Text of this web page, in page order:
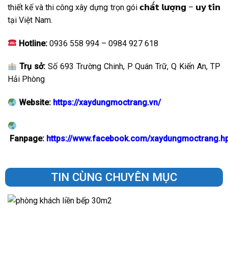
thiết kế và thi công xây dựng trọn gói 𝗰𝗵𝗮̂́𝘁 𝗹𝘂̛𝗼̛̣𝗻𝗴 – 𝘂𝘆 𝘁𝗶́𝗻
tại Việt Nam.
Hotline: 0936 558 994 – 0984 927 618
Trụ sở: Số 693 Trường Chinh, P Quán Trữ, Q Kiến An, TP
Hải Phòng
Website: https://xaydungmoctrang.vn/
Fanpage: https://www.facebook.com/
TIN CÙNG CHUYÊN MỤC